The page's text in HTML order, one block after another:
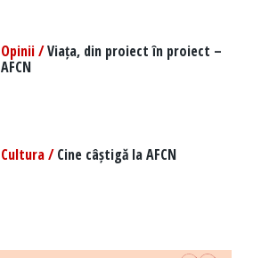
Opinii /Viața, din proiect în proiect –
AFCN
Cultura /Cine câștigă la AFCN